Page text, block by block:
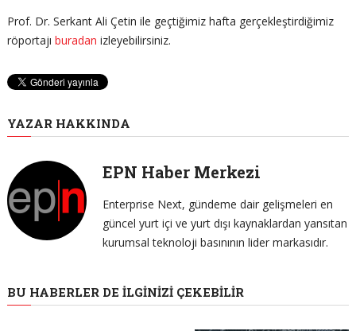
Prof. Dr. Serkant Ali Çetin ile geçtiğimiz hafta gerçekleştirdiğimiz
röportajı buradan izleyebilirsiniz.
YAZAR HAKKINDA
EPN Haber Merkezi
Enterprise Next, gündeme dair gelişmeleri en
güncel yurt içi ve yurt dışı kaynaklardan yansıtan
kurumsal teknoloji basınının lider markasıdır.
BU HABERLER DE İLGINIZI ÇEKEBILIR